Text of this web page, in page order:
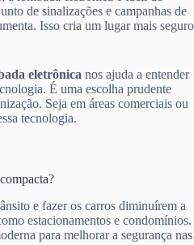
de sinalizações e campanhas de
Isso cria um lugar mais seguro
eletrônica nos ajuda a entender
É uma escolha prudente
Seja em áreas comerciais ou
tecnologia.
e fazer os carros diminuírem a
estacionamentos e condomínios.
para melhorar a segurança nas